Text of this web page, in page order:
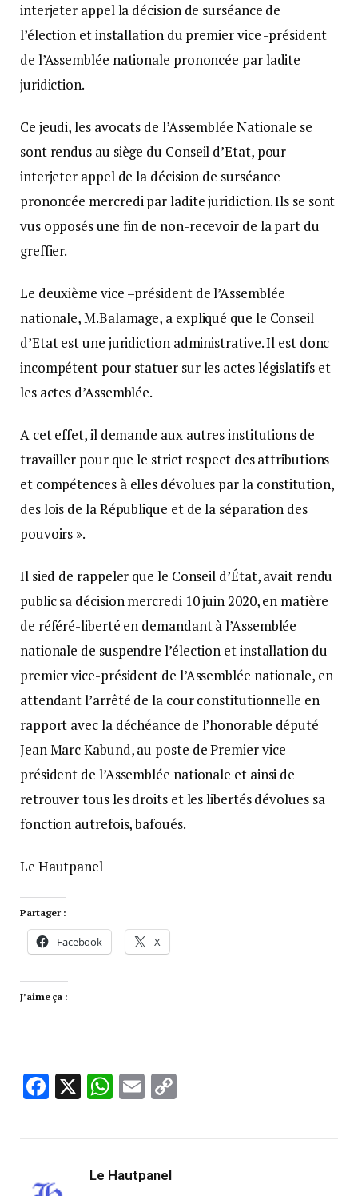
interjeter appel la décision de surséance de
l’élection et installation du premier vice -président
de l’Assemblée nationale prononcée par ladite
juridiction.
Ce jeudi, les avocats de l’Assemblée Nationale se
sont rendus au siège du Conseil d’Etat, pour
interjeter appel de la décision de surséance
prononcée mercredi par ladite juridiction. Ils se sont
vus opposés une fin de non-recevoir de la part du
greffier.
Le deuxième vice –président de l’Assemblée
nationale, M.Balamage, a expliqué que le Conseil
d’Etat est une juridiction administrative. Il est donc
incompétent pour statuer sur les actes législatifs et
les actes d’Assemblée.
A cet effet, il demande aux autres institutions de
travailler pour que le strict respect des attributions
et compétences à elles dévolues par la constitution,
des lois de la République et de la séparation des
pouvoirs ».
Il sied de rappeler que le Conseil d’État, avait rendu
public sa décision mercredi 10 juin 2020, en matière
de référé-liberté en demandant à l’Assemblée
nationale de suspendre l’élection et installation du
premier vice-président de l’Assemblée nationale, en
attendant l’arrêté de la cour constitutionnelle en
rapport avec la déchéance de l’honorable député
Jean Marc Kabund, au poste de Premier vice -
président de l’Assemblée nationale et ainsi de
retrouver tous les droits et les libertés dévolues sa
fonction autrefois, bafoués.
Le Hautpanel
Partager :
Facebook X
J’aime ça :
Facebook
X WhatsApp
Email
Le Hautpanel